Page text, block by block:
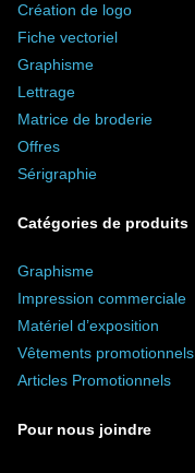
Création de logo
Fiche vectoriel
Graphisme
Lettrage
Matrice de broderie
Offres
Sérigraphie
Catégories de produits
Graphisme
Impression commerciale
Matériel d’exposition
Vêtements promotionnels
Articles Promotionnels
Pour nous joindre